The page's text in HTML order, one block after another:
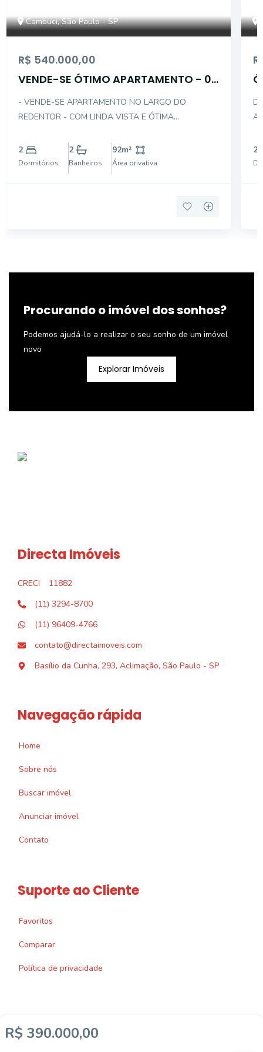
Cambuci, São Paulo - SP
R$ 540.000,00
VENDE-SE ÓTIMO APARTAMENTO - 02
- VENDE-SE APARTAMENTO NO LARGO DO
REDENTOR - COM LINDA VISTA E ÓTIMA
ACABAMENTO DE ALUMINIO BRANCO NAS PORTAS
E JANELAS - DESCRIÇÃO INTERNA DO IMÓVEL: . 02
DORMITÓRIOS SENDO 01 SUÍTE COM VARANDA .
2
Dormitórios
2
Banheiros
92m²
Área privativa
2
R$ 390.000,00
Procurando o imóvel dos sonhos?
Podemos ajudá-lo a realizar o seu sonho de um imóvel
novo
Explorar Imóveis
Directa Imóveis
CRECI
11882
(11) 3294-8700
(11) 96409-4766
contato@directaimoveis.com
Basílio da Cunha, 293, Aclimação, São Paulo - SP
Navegação rápida
Home
Sobre nós
Buscar imóvel
Anunciar imóvel
Contato
Suporte ao Cliente
Favoritos
Comparar
Política de privacidade
Imobiliária Certificada: